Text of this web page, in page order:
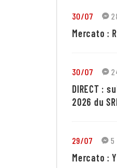
30/07
Mercato :
30/07
DIRECT :
2026 du
29/07 5
Mercato :